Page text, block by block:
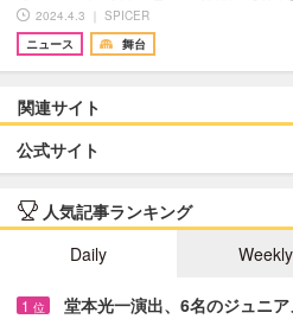
2024.4.3 ｜ SPICER
ニュース
舞台
関連サイト
公式サイト
人気記事ランキング
Daily
Weekly
1 位 堂本光一演出、6名のジュニ